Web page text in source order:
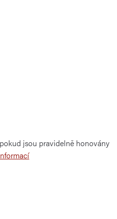
jsou pravidelně honovány